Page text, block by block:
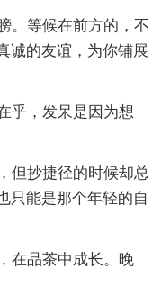
。等候在前方的，不
诚的友谊，为你铺展
乎，发呆是因为想
但抄捷径的时候却总
只能是那个年轻的自
在品茶中成长。晚